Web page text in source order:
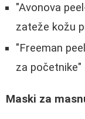
"Avonova
zateže kožu
"Freeman
za početnike"
Maski za